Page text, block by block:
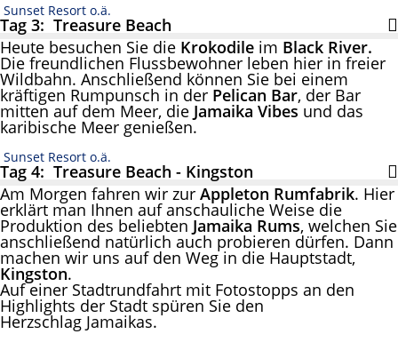
Sunset Resort o.ä.
Tag 3: Treasure Beach
Heute besuchen Sie die Krokodile im Black River.
Die freundlichen Flussbewohner leben hier in freier
Wildbahn. Anschließend können Sie bei einem
kräftigen Rumpunsch in der Pelican Bar, der Bar
mitten auf dem Meer, die Jamaika Vibes und das
karibische Meer genießen.
Sunset Resort o.ä.
Tag 4: Treasure Beach - Kingston
Am Morgen fahren wir zur Appleton Rumfabrik. Hier
erklärt man Ihnen auf anschauliche Weise die
Produktion des beliebten Jamaika Rums, welchen Sie
anschließend natürlich auch probieren dürfen. Dann
machen wir uns auf den Weg in die Hauptstadt,
Kingston.
Auf einer Stadtrundfahrt mit Fotostopps an den
Highlights der Stadt spüren Sie den
Herzschlag Jamaikas.